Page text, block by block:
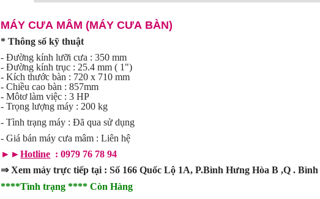
o
o
n
b
o
t
đ
ộ
n
g
)
MÁY CƯA MÂM (MÁY CƯA BÀN)
* Thông số kỹ thuật
- Đường kính lưỡi cưa : 350 mm
- Đường kính trục : 25.4 mm ( 1")
- Kích thước bàn : 720 x 710 mm
- Chiều cao bàn : 857mm
- Môtơ làm việc : 3 HP
- Trọng lượng máy : 200 kg
- Tình trạng máy : Đã qua sử dụng
- Giá bán máy cưa mâm : Liên hệ
►►Hotline : 0979 76 78 94
⇒Xem máy trực tiếp tại : Số 166 Quốc Lộ 1A, P.Bình Hưng Hòa B ,Q .
****Tình trạng **** Còn Hàng